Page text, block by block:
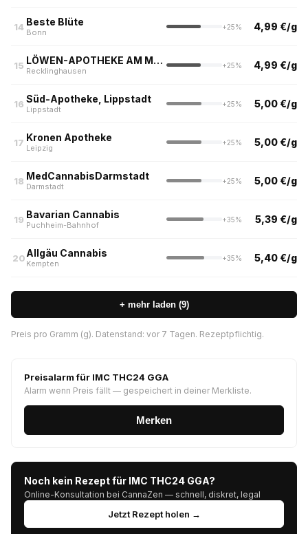
14 Beste Blüte
Bonn
+25% 4,99 €/g
15 LÖWEN-APOTHEKE AM MARKT
Recklinghausen
+25% 4,99 €/g
16 Süd-Apotheke, Lippstadt
Lippstadt
+25% 5,00 €/g
17 Kronen Apotheke
Leipzig
+25% 5,00 €/g
18 MedCannabisDarmstadt
Darmstadt
+25% 5,00 €/g
19 Bavarian Cannabis
Puchheim-Bahnhof
+35% 5,39 €/g
20Allgäu Cannabis
Kempten
+35% 5,40 €/g
+ mehr laden (9)
Preis pro Gramm (g). Datenstand: vor 7 Tagen. Rezeptpflichtig.
Preisalarm für IMC THC24 GGA
Alarm wenn Preis fällt — gespeichert in deiner Merkliste.
Merken
Noch kein Rezept für IMC THC24 GGA?
Online-Konsultation bei CannaZen — schnell, diskret, legal
Jetzt Rezept holen →